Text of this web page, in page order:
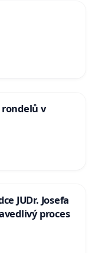
v
JUDr. Josefa
proces